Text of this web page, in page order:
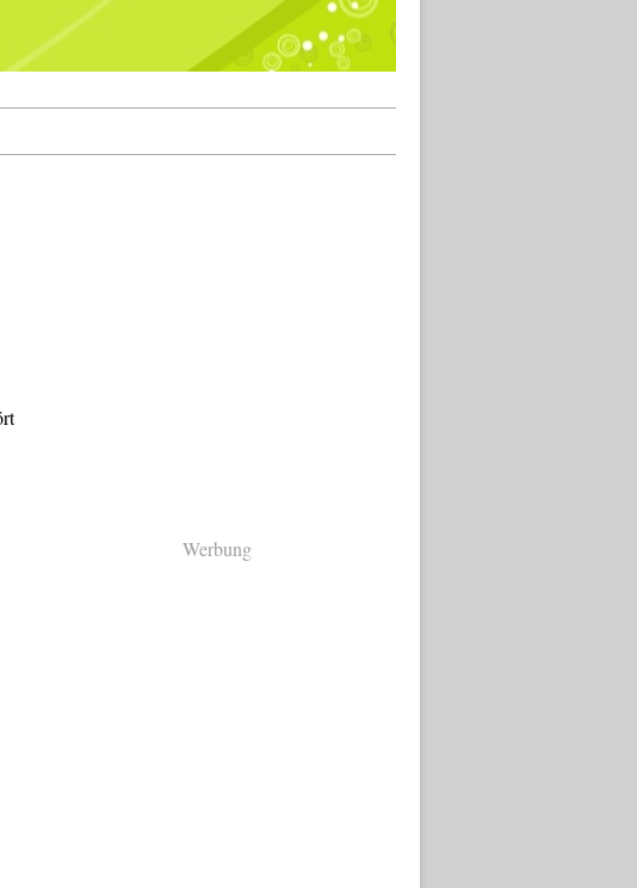
Werbung